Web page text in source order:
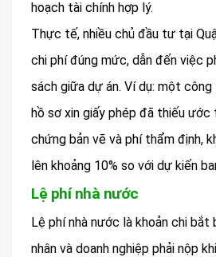
hoạch tài chính hợp lý.
Thực tế, nhiều chủ đầu tư tại
chi phí đúng mức, dẫn đến việc
sách giữa dự án. Ví dụ: một
hồ sơ xin giấy phép đã thiếu ước
chứng bản vẽ và phí thẩm định,
lên khoảng 10% so với dự kiến
Lệ phí nhà nước
Lệ phí nhà nước là khoản chi bắt
nhân và doanh nghiệp phải nộp